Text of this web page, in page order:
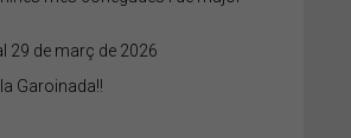
29 de març de 2026
Garoinada!!